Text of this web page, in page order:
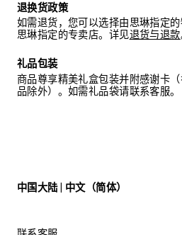
退换货政策
如需退货，您可以选择由思琳指定
思琳指定的专卖店。详见退货与退款
礼品包装
商品尊享精美礼盒包装并附感谢卡
品除外）。如需礼品袋请联系客服。
中国大陆 | 中文（简体）